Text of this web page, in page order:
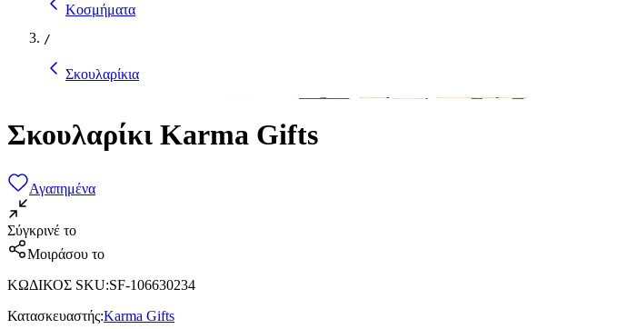
Κοσμήματα
/
Σκουλαρίκια
Σκουλαρίκι Karma Gifts
Αγαπημένα
Σύγκρινέ το
Μοιράσου το
ΚΩΔΙΚΟΣ SKU:SF-106630234
Κατασκευαστής:Karma Gifts